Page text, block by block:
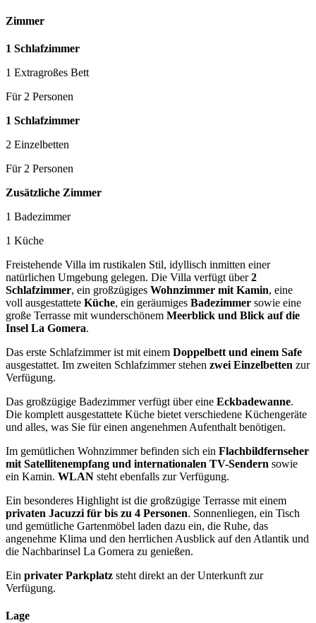
Zimmer
1 Schlafzimmer
1 Extragroßes Bett
Für 2 Personen
1 Schlafzimmer
2 Einzelbetten
Für 2 Personen
Zusätzliche Zimmer
1 Badezimmer
1 Küche
Freistehende Villa im rustikalen Stil, idyllisch inmitten einer
natürlichen Umgebung gelegen. Die Villa verfügt über2
Schlafzimmer, ein großzügiges Wohnzimmer mit Kamin, eine
voll ausgestattete Küche, ein geräumiges Badezimmer sowie eine
große Terrasse mit wunderschönem Meerblick und Blick auf die
Insel La Gomera.
Das erste Schlafzimmer ist mit einem Doppelbett und einem Safe
ausgestattet. Im zweiten Schlafzimmer stehen zwei Einzelbetten zur
Verfügung.
Das großzügige Badezimmer verfügt über eine Eckbadewanne.
Die komplett ausgestattete Küche bietet verschiedene Küchengeräte
und alles, was Sie für einen angenehmen Aufenthalt benötigen.
Im gemütlichen Wohnzimmer befinden sich ein Flachbildfernseher
mit Satellitenempfang und internationalen TV-Sendern sowie
ein Kamin. WLAN steht ebenfalls zur Verfügung.
Ein besonderes Highlight ist die großzügige Terrasse mit einem
privaten Jacuzzi für bis zu 4 Personen. Sonnenliegen, ein Tisch
und gemütliche Gartenmöbel laden dazu ein, die Ruhe, das
angenehme Klima und den herrlichen Ausblick auf den Atlantik und
die Nachbarinsel La Gomera zu genießen.
Ein privater Parkplatz steht direkt an der Unterkunft zur
Verfügung.
Lage